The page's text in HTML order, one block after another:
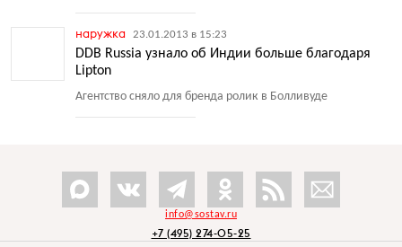
наружка 23.01.2013 в 15:23
DDB Russia узнало об Индии больше благодаря
Lipton
Агентство сняло для бренда ролик в Болливуде
info@sostav.ru
+7 (495) 274-05-25